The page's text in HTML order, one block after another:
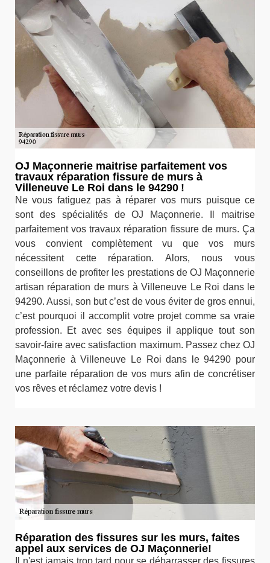
OJ Maçonnerie maitrise parfaitement vos
travaux réparation fissure de murs à
Villeneuve Le Roi dans le 94290 !
Ne vous fatiguez pas à réparer vos murs puisque ce
sont des spécialités de OJ Maçonnerie. Il maitrise
parfaitement vos travaux réparation fissure de murs. Ça
vous convient complètement vu que vos murs
nécessitent cette réparation. Alors, nous vous
conseillons de profiter les prestations de OJ Maçonnerie
artisan réparation de murs à Villeneuve Le Roi dans le
94290. Aussi, son but c’est de vous éviter de gros ennui,
c’est pourquoi il accomplit votre projet comme sa vraie
profession. Et avec ses équipes il applique tout son
savoir-faire avec satisfaction maximum. Passez chez OJ
Maçonnerie à Villeneuve Le Roi dans le 94290 pour
une parfaite réparation de vos murs afin de concrétiser
vos rêves et réclamez votre devis !
Réparation des fissures sur les murs, faites
appel aux services de OJ Maçonnerie!
Il n'est jamais trop tard pour se débarrasser des fissures